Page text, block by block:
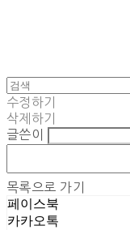
수정하기
삭제하기
글쓴이
목록으로 가기
페이스북
카카오톡